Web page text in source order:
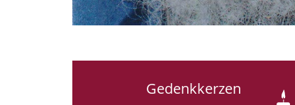
Gedenkkerzen